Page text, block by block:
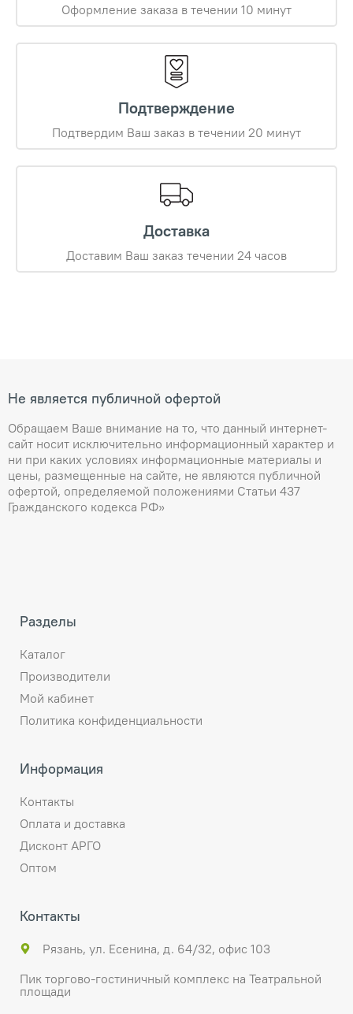
Оформление заказа в течении 10 минут
Подтверждение
Подтвердим Ваш заказ в течении 20 минут
Доставка
Доставим Ваш заказ течении 24 часов
Не является публичной офертой
Обращаем Ваше внимание на то, что данный интернет-
сайт носит исключительно информационный характер и
ни при каких условиях информационные материалы и
цены, размещенные на сайте, не являются публичной
офертой, определяемой положениями Статьи 437
Гражданского кодекса РФ»
Разделы
Каталог
Производители
Мой кабинет
Политика конфиденциальности
Информация
Контакты
Оплата и доставка
Дисконт АРГО
Оптом
Контакты
Рязань, ул. Есенина, д. 64/32, офис 103
Пик торгово-гостиничный комплекс на Театральной
площади